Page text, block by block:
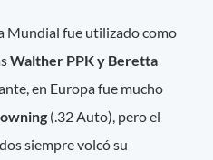
Mundial fue utilizado como
Walther PPK y Beretta
en Europa fue mucho
(.32 Auto), pero el
siempre volcó su